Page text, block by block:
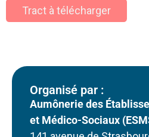
Tract à télécharger
Organisé par :
Aumônerie des
et Médico-Sociaux